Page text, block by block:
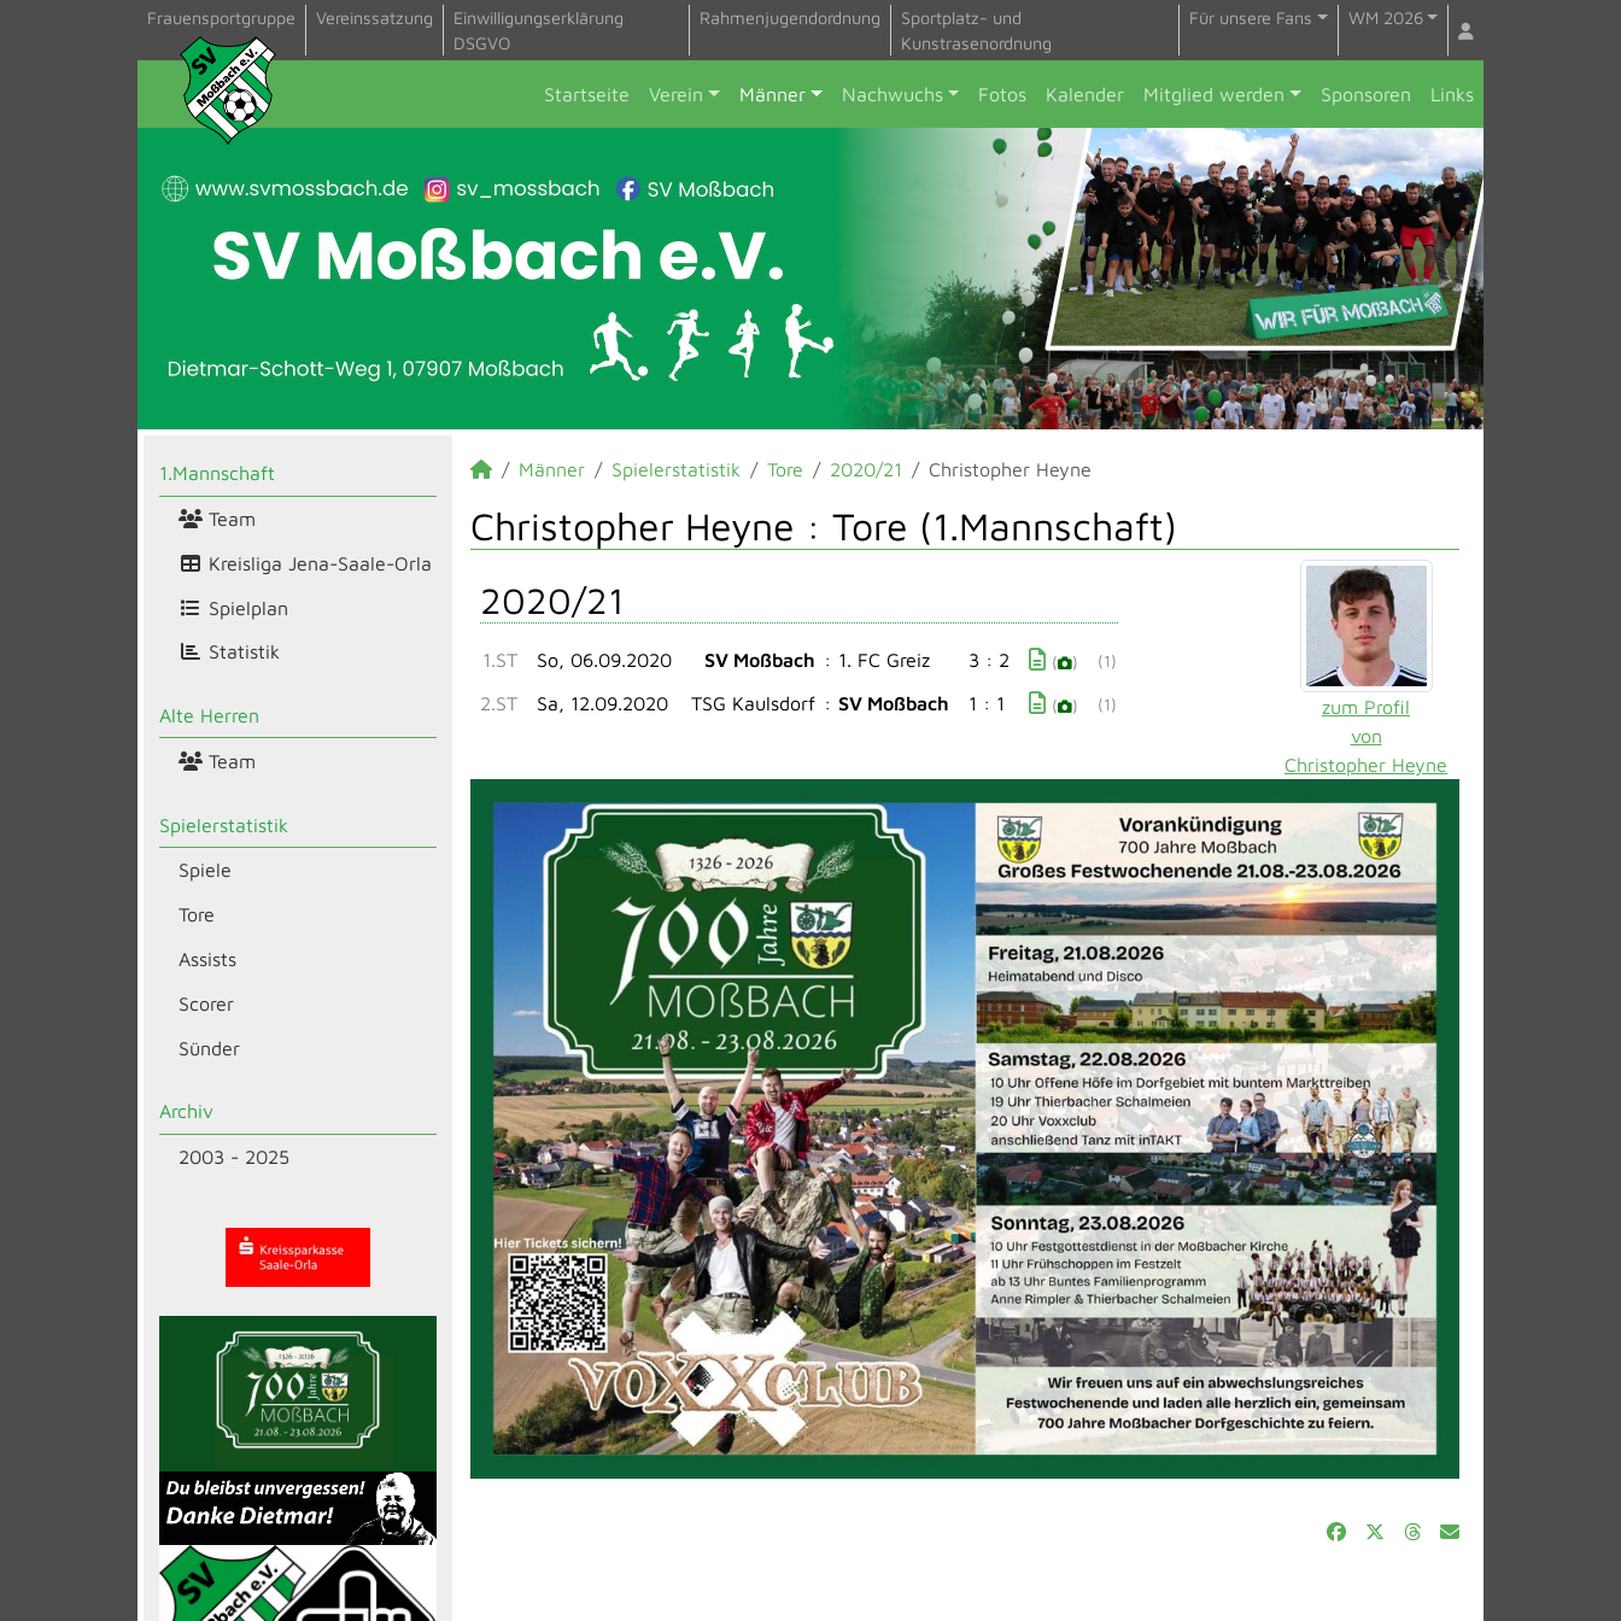
Frauensportgruppe Vereinssatzung
Einwilligungserklärung
DSGVO
Rahmenjugendordnung
Sportplatz- und
Kunstrasenordnung
Für unsere Fans WM 2026
Startseite Verein Männer Nachwuchs Fotos Kalender Mitglied werden Sponsoren Links
1.Mannschaft
Team
Kreisliga Jena-Saale-Orla
Spielplan
Statistik
Alte Herren
Team
Spielerstatistik
Spiele
Tore
Assists
Scorer
Sünder
Archiv
2003 - 2025
Männer Spielerstatistik Tore 2020/21 Christopher Heyne
Christopher Heyne : Tore (1.Mannschaft)
zum Profil
von
Christopher Heyne
2020/21
1.ST So, 06.09.2020 SV Moßbach : 1. FC Greiz 3 : 2 ( ) (1)
2.ST Sa, 12.09.2020 TSG Kaulsdorf : SV Moßbach 1 : 1 ( ) (1)